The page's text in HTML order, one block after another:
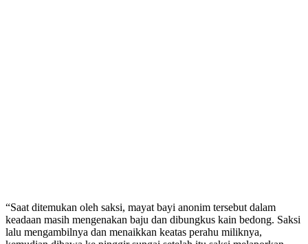
“Saat ditemukan oleh saksi, mayat bayi anonim tersebut dalam
keadaan masih mengenakan baju dan dibungkus kain bedong. Saksi
lalu mengambilnya dan menaikkan keatas perahu miliknya,